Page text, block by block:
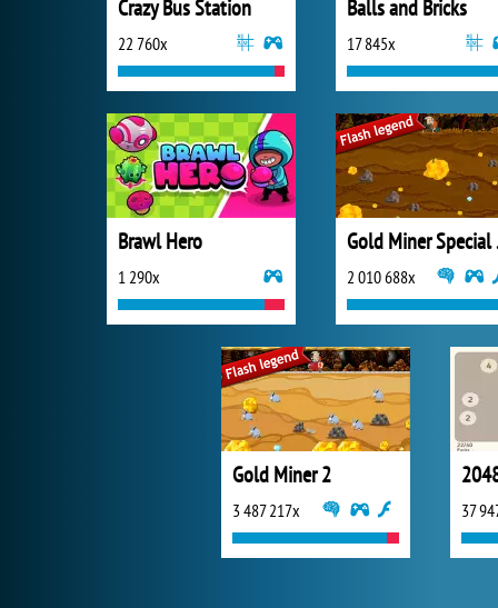
Crazy Bus Station
22 760x
Balls and Bricks
17 845x
Brawl Hero
1 290x 2 010 688x
Gold Miner 2
3 487 217x 37